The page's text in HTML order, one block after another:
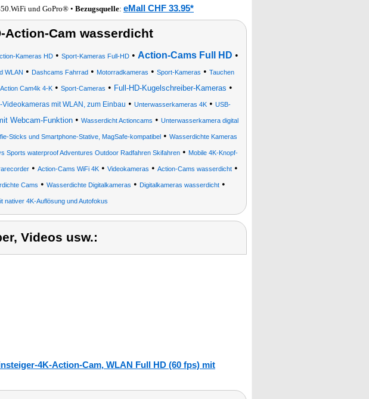
und GoPro® • Bezugsquelle: eMall CHF 33.95*
Action-Cam wasserdicht
Kameras HD • Sport-Kameras Full-HD • Action-Cams Full HD •
WLAN • Dashcams Fahrrad• Motorradkameras • Sport-Kameras • Tauchen
Cam4k 4-K• Sport-Cameras • Full-HD-Kugelschreiber-Kameras •
Videokameras mit WLAN, zum Einbau • Unterwasserkameras 4K• USB-
Webcam-Funktion • Wasserdicht Actioncams • Unterwasserkamera digital
Sticks und Smartphone-Stative, MagSafe-kompatibel• Wasserdichte Kameras
Sports waterproof Adventures Outdoor Radfahren Skifahren • Mobile 4K-Knopf-
• Action-Cams WiFi 4K • Videokameras • Action-Cams wasserdicht •
Cams • Wasserdichte Digitalkameras • Digitalkameras wasserdicht •
nativer 4K-Auflösung und Autofokus
Videos usw.:
4K-Action-Cam, WLAN Full HD (60 fps) mit